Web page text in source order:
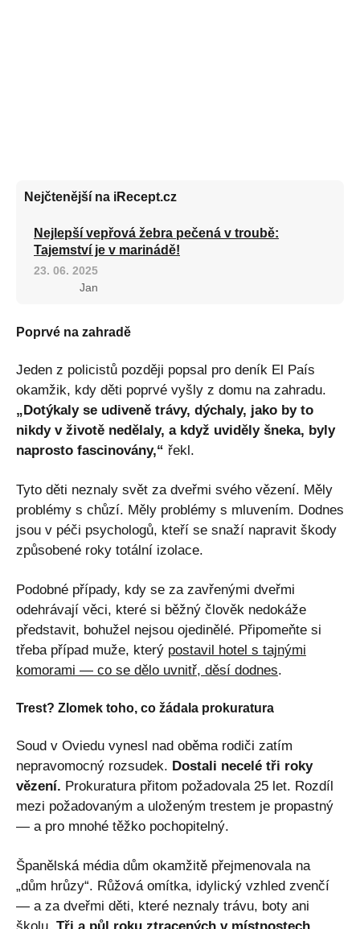
Nejčtenější na iRecept.cz
Nejlepší vepřová žebra pečená v troubě:
Tajemství je v marinádě!
23. 06. 2025
Jan
Poprvé na zahradě
Jeden z policistů později popsal pro deník El País
okamžik, kdy děti poprvé vyšly z domu na zahradu.
„Dotýkaly se udiveně trávy, dýchaly, jako by to
nikdy v životě nedělaly, a když uviděly šneka, byly
naprosto fascinovány,“ řekl.
Tyto děti neznaly svět za dveřmi svého vězení. Měly
problémy s chůzí. Měly problémy s mluvením. Dodnes
jsou v péči psychologů, kteří se snaží napravit škody
způsobené roky totální izolace.
Podobné případy, kdy se za zavřenými dveřmi
odehrávají věci, které si běžný člověk nedokáže
představit, bohužel nejsou ojedinělé. Připomeňte si
třeba případ muže, který postavil hotel s tajnými
komorami — co se dělo uvnitř, děsí dodnes.
Trest? Zlomek toho, co žádala prokuratura
Soud v Oviedu vynesl nad oběma rodiči zatím
nepravomocný rozsudek. Dostali necelé tři roky
vězení. Prokuratura přitom požadovala 25 let. Rozdíl
mezi požadovaným a uloženým trestem je propastný
— a pro mnohé těžko pochopitelný.
Španělská média dům okamžitě přejmenovala na
„dům hrůzy“. Růžová omítka, idylický vzhled zvenčí
— a za dveřmi děti, které neznaly trávu, boty ani